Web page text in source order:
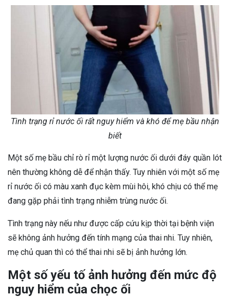
Tình trạng rỉ nước ối rất nguy hiểm và khó để mẹ bầu nhận
biết
Một số mẹ bầu chỉ rò rỉ một lượng nước ối dưới đáy quần lót
nên thường không dễ để nhận thấy. Tuy nhiên với một số mẹ
rỉ nước ối có màu xanh đục kèm mùi hôi, khó chịu có thể mẹ
đang gặp phải tình trạng nhiễm trùng nước ối.
Tình trạng này nếu như được cấp cứu kịp thời tại bệnh viện
sẽ không ảnh hưởng đến tính mạng của thai nhi. Tuy nhiên,
mẹ chủ quan thì có thể thai nhi sẽ bị ảnh hưởng lớn.
Một số yếu tố ảnh hưởng đến mức độ
nguy hiểm của chọc ối